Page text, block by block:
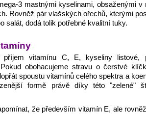
3 mastnými kyselinami, obsaženými v
Rovněž pár vlašských ořechů, kterými
salát, dodá tolik potřebné kvalitní tuky.
vitamínu C, E, kyseliny listové,
obohacujeme stravu o čerstvé
spoustu vitamínů celého spektra a
formě právě díky této "zelené"
že především vitamín E, ale